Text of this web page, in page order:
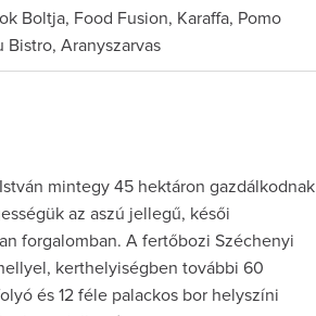
Boltja, Food Fusion, Karaffa, Pomo
Bistro, Aranyszarvas
mintegy 45 hektáron gazdálkodnak
az aszú jellegű, késői
forgalomban. A fertőbozi Széchenyi
kerthelyiségben további 60
és 12 féle palackos bor helyszíni